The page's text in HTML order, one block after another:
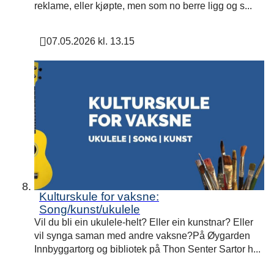
reklame, eller kjøpte, men som no berre ligg og s...
Publisert
07.05.2026 kl. 13.15
Kulturskule for vaksne:
Song/kunst/ukulele
Vil du bli ein ukulele-helt? Eller ein kunstnar? Eller
vil synga saman med andre vaksne?På Øygarden
Innbyggartorg og bibliotek på Thon Senter Sartor h...